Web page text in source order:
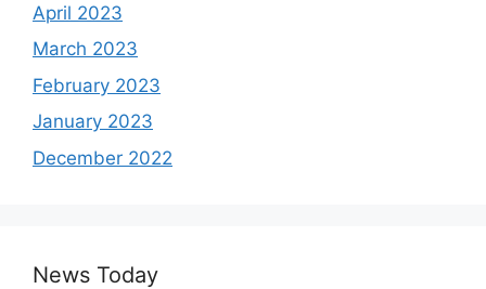
April 2023
March 2023
February 2023
January 2023
December 2022
News Today